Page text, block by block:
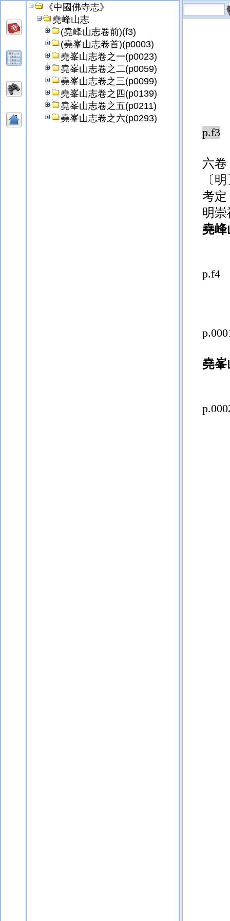
《中國佛寺志》
堯峰山志
(堯峰山志卷前)(f3)
(堯峯山志卷首)(p0003)
堯峯山志卷之一(p0023)
堯峯山志卷之二(p0059)
堯峯山志卷之三(p0099)
堯峯山志卷之四(p0139)
堯峯山志卷之五(p0211)
堯峯山志卷之六(p0293)
p.f3
六卷
〔
考定
明崇
堯峰
p.f4
堯峯